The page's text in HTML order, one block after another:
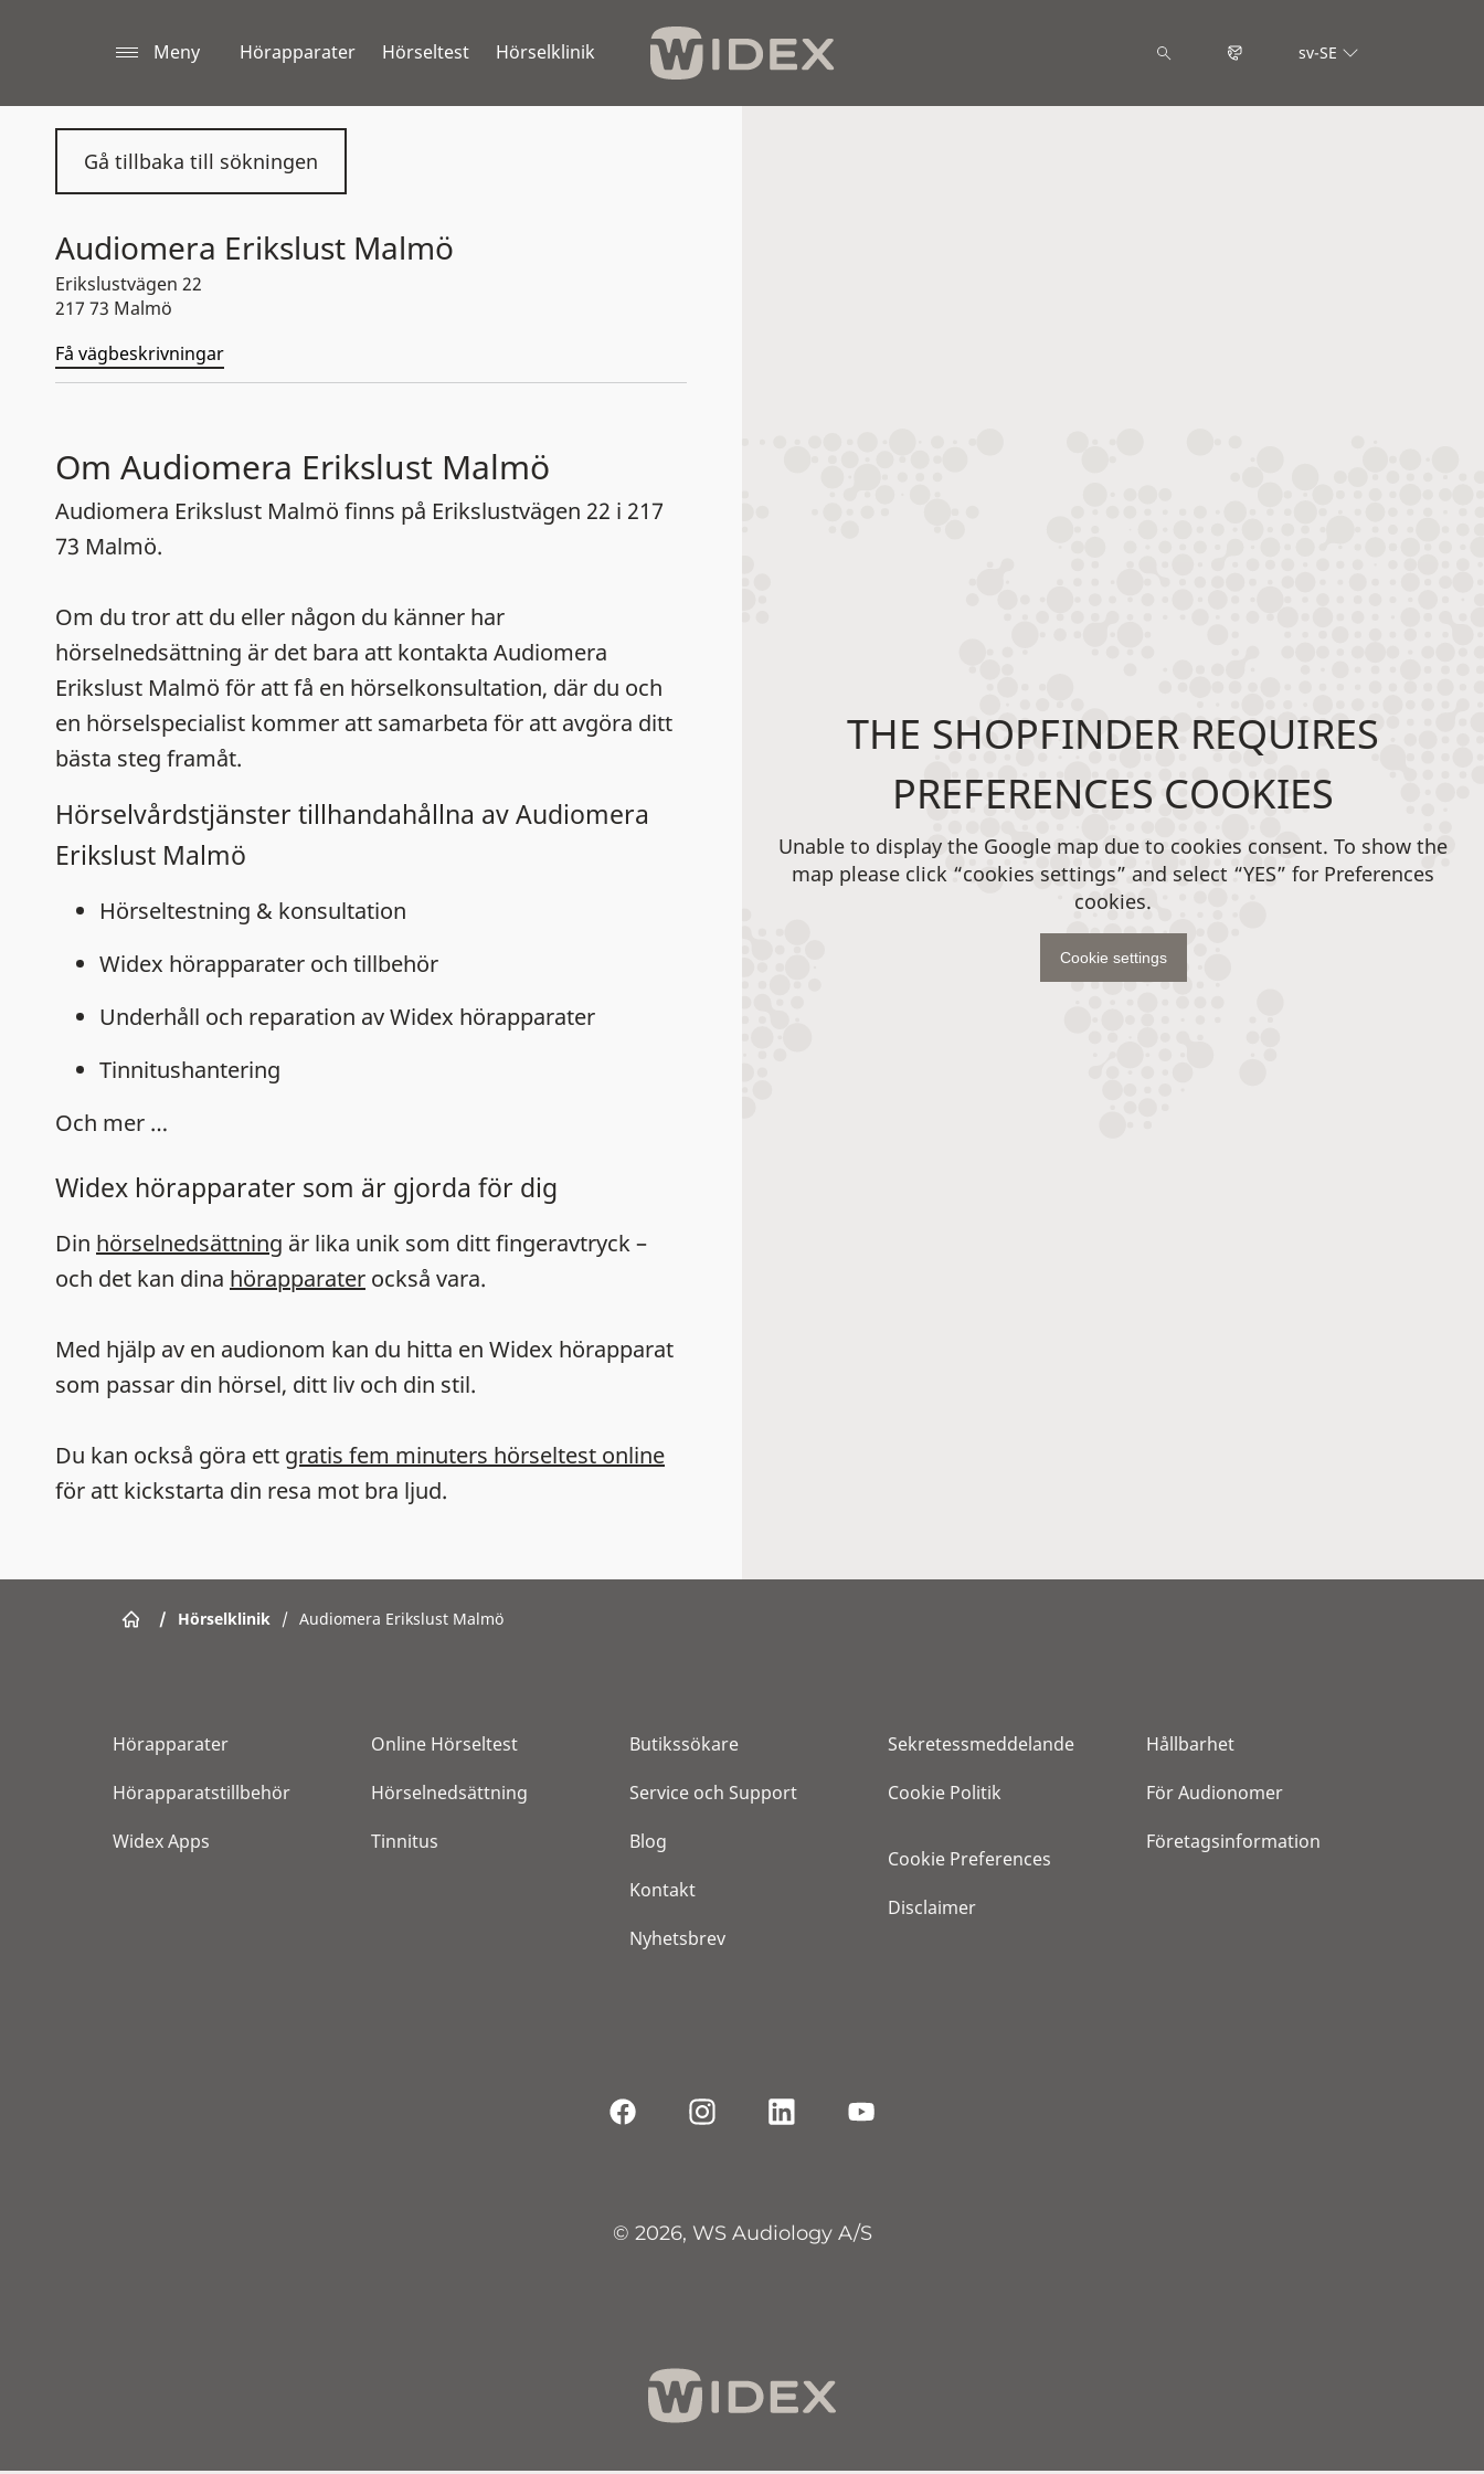
Meny Hörapparater Hörseltest Hörselklinik sv-SE
Gå tillbaka till sökningen
Audiomera Erikslust Malmö
Erikslustvägen 22
217 73 Malmö
Få vägbeskrivningar
Om Audiomera Erikslust Malmö
Audiomera Erikslust Malmö finns på Erikslustvägen 22 i 217
73 Malmö.
Om du tror att du eller någon du känner har
hörselnedsättning är det bara att kontakta Audiomera
Erikslust Malmö för att få en hörselkonsultation, där du och
en hörselspecialist kommer att samarbeta för att avgöra ditt
bästa steg framåt.
Hörselvårdstjänster tillhandahållna av Audiomera
Erikslust Malmö
Hörseltestning & konsultation
Widex hörapparater och tillbehör
Underhåll och reparation av Widex hörapparater
Tinnitushantering
Och mer …
Widex hörapparater som är gjorda för dig
Din hörselnedsättning är lika unik som ditt fingeravtryck –
och det kan dina hörapparater också vara.
Med hjälp av en audionom kan du hitta en Widex hörapparat
som passar din hörsel, ditt liv och din stil.
Du kan också göra ett gratis fem minuters hörseltest online
för att kickstarta din resa mot bra ljud.
THE SHOPFINDER REQUIRES
PREFERENCES COOKIES
Unable to display the Google map due to cookies consent. To show the
map please click “cookies settings” and select “YES” for Preferences
cookies.
Cookie settings
/ Hörselklinik / Audiomera Erikslust Malmö
Hörapparater
Hörapparatstillbehör
Widex Apps
Online Hörseltest
Hörselnedsättning
Tinnitus
Butikssökare
Service och Support
Blog
Kontakt
Nyhetsbrev
Sekretessmeddelande
Cookie Politik
Cookie Preferences
Disclaimer
Hållbarhet
För Audionomer
Företagsinformation
© 2026, WS Audiology A/S